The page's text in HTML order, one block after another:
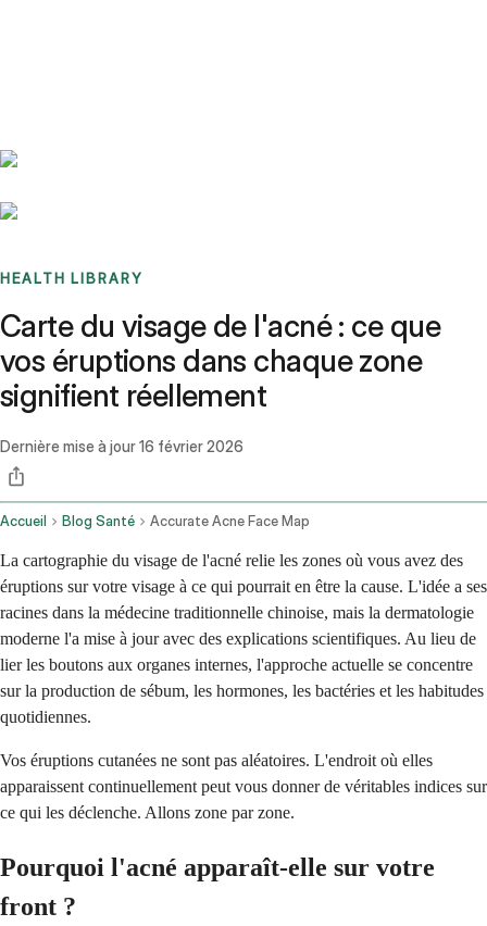
HEALTH LIBRARY
Carte du visage de l'acné : ce que
vos éruptions dans chaque zone
signifient réellement
Dernière mise à jour16 février 2026
Accueil Blog Santé Accurate Acne Face Map
La cartographie du visage de l'acné relie les zones où vous avez des
éruptions sur votre visage à ce qui pourrait en être la cause. L'idée a ses
racines dans la médecine traditionnelle chinoise, mais la dermatologie
moderne l'a mise à jour avec des explications scientifiques. Au lieu de
lier les boutons aux organes internes, l'approche actuelle se concentre
sur la production de sébum, les hormones, les bactéries et les habitudes
quotidiennes.
Vos éruptions cutanées ne sont pas aléatoires. L'endroit où elles
apparaissent continuellement peut vous donner de véritables indices sur
ce qui les déclenche. Allons zone par zone.
Pourquoi l'acné apparaît-elle sur votre
front ?